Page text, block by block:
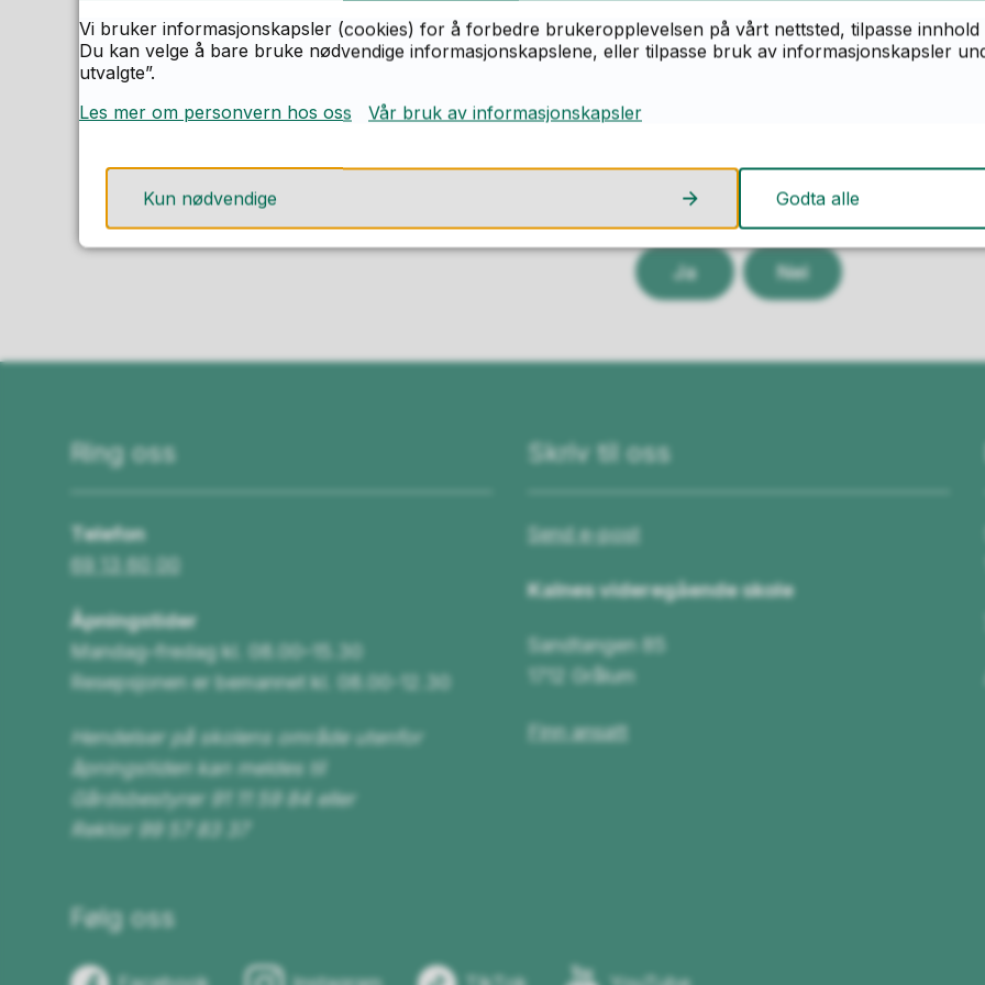
Fant du det du lette etter på denne
Ja Nei
Ring oss
Telefon
69 13 60 00
Åpningstider
Mandag–fredag kl. 08.00–15.30
Resepsjonen er bemannet kl. 08.00-12.30
Hendelser på skolens område utenfor
åpningstiden kan meldes til
Gårdsbestyrer 91 11 59 84 eller
Rektor 99 57 83 37
Skriv til oss
Send e-post
Kalnes videregående skole
Sandtangen 85
1712 Grålum
Finn ansatt
Følg oss
Vi bruker informasjonskapsler (cookies) for å forbedre brukeropplevelsen på vårt nettsted, tilpasse
Du kan velge å bare bruke nødvendige informasjonskapslene, eller tilpasse bruk av informasjonskapsler
utvalgte”.
Les mer om personvern hos oss
Vår bruk av informasjonskapsler
Kun nødvendige Godta alle